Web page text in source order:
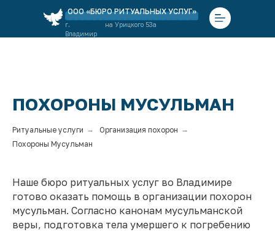
ООО «БЮРО РИТУАЛЬНЫХ УСЛУГ»
г.
Владимир
на Урицкого 53а
ПОХОРОНЫ МУСУЛЬМАН
Ритуальные услуги → Организация похорон →
Похороны Мусульман
Наше бюро ритуальных услуг во Владимире
готово оказать помощь в организации похорон
мусульман. Согласно канонам мусульманской
веры, подготовка тела умершего к погребению